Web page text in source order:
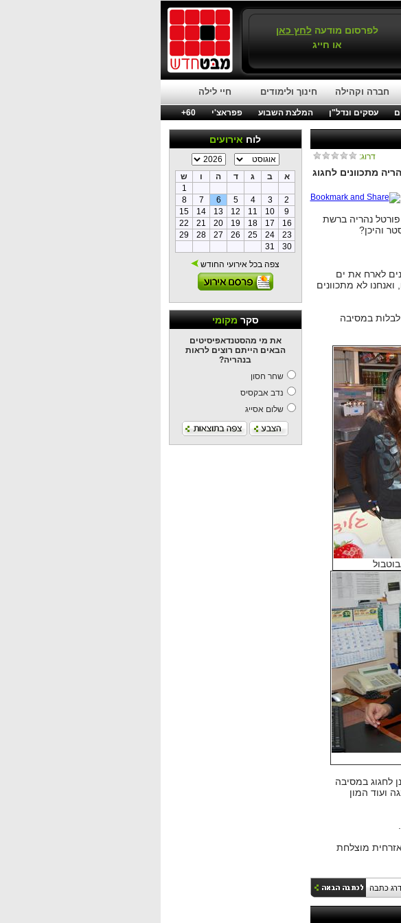
לפרסום מודעהלחץ כאן
או חייג
חברה וקהילה חינוך ולימודים חיי לילה
עסקים ונדל"ן המלצת השבוע פפראצ'י
60+
לוחאירועים
א ב ג ד ה ו
ש
1
2
3
4
5
6
7
8
9
10
11
12
13
14
15
16
17
18
19
20
21
22
23
24
25
26
27
28
29
30
31
צפה בכל אירועי החודש
סקרמקומי
את מי מהסטנדאפיסיטים
הבאים הייתם רוצים לראות
בנהריה?
שחר חסון
נדב אבקסיס
שלום אסייג
דרוג:
מתכוונים לחגוג
פורטל נהריה ברשת
והיכן?
לארח את ים
לא מתכוונים
במסיבה
לחגוג במסיבה
ועוד המון
מוצלחת
דרג כתבה